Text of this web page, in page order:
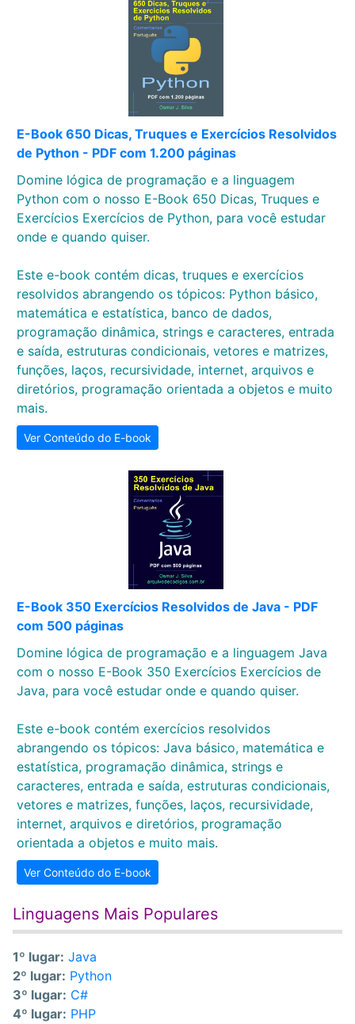
E-Book 650 Dicas, Truques e Exercícios Resolvidos
de Python - PDF com 1.200 páginas
Domine lógica de programação e a linguagem
Python com o nosso E-Book 650 Dicas, Truques e
Exercícios Exercícios de Python, para você estudar
onde e quando quiser.
Este e-book contém dicas, truques e exercícios
resolvidos abrangendo os tópicos: Python básico,
matemática e estatística, banco de dados,
programação dinâmica, strings e caracteres, entrada
e saída, estruturas condicionais, vetores e matrizes,
funções, laços, recursividade, internet, arquivos e
diretórios, programação orientada a objetos e muito
mais.
Ver Conteúdo do E-book
E-Book 350 Exercícios Resolvidos de Java - PDF
com 500 páginas
Domine lógica de programação e a linguagem Java
com o nosso E-Book 350 Exercícios Exercícios de
Java, para você estudar onde e quando quiser.
Este e-book contém exercícios resolvidos
abrangendo os tópicos: Java básico, matemática e
estatística, programação dinâmica, strings e
caracteres, entrada e saída, estruturas condicionais,
vetores e matrizes, funções, laços, recursividade,
internet, arquivos e diretórios, programação
orientada a objetos e muito mais.
Ver Conteúdo do E-book
Linguagens Mais Populares
1º lugar: Java
2º lugar: Python
3º lugar: C#
4º lugar: PHP